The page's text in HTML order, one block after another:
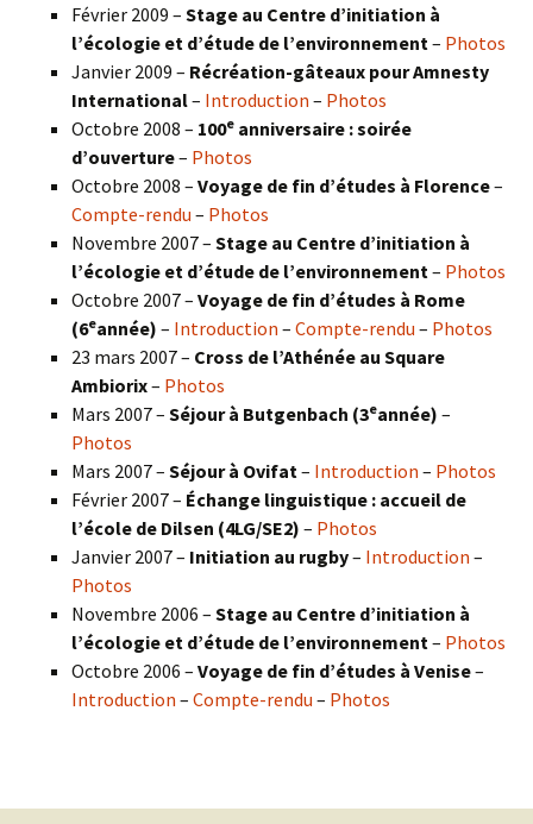
Février 2009 – Stage au Centre d’initiation à
l’écologie et d’étude de l’environnement – Photos
Janvier 2009 – Récréation-gâteaux pour Amnesty
International– Introduction – Photos
Octobre 2008 – 100e anniversaire : soirée
d’ouverture– Photos
Octobre 2008 – Voyage de fin d’études à Florence–
Compte-rendu – Photos
Novembre 2007 – Stage au Centre d’initiation à
l’écologie et d’étude de l’environnement – Photos
Octobre 2007 – Voyage de fin d’études à Rome
(6eannée) – Introduction – Compte-rendu – Photos
23 mars 2007 – Cross de l’Athénée au Square
Ambiorix– Photos
Mars 2007 – Séjour à Butgenbach (3eannée) –
Photos
Mars 2007 – Séjour à Ovifat – Introduction – Photos
Février 2007 – Échange linguistique : accueil de
l’école de Dilsen (4LG/SE2) – Photos
Janvier 2007 – Initiation au rugby– Introduction –
Photos
Novembre 2006 – Stage au Centre d’initiation à
l’écologie et d’étude de l’environnement – Photos
Octobre 2006 – Voyage de fin d’études à Venise–
Introduction – Compte-rendu – Photos